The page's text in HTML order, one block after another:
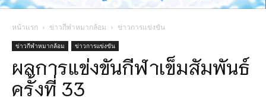
หน้าแรก ข่าวกีฬาหมากล้อม ข่าวการแข่งขัน
ข่าวกีฬาหมากล้อม ข่าวการแข่งขัน
ผลการแข่งขันกีฬาเข็มสัมพันธ์
ครั้งที่ 33